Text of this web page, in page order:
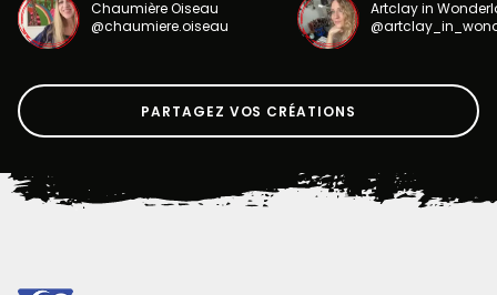
Chaumière Oiseau
@chaumiere.oiseau
Artclay in
PARTAGEZ VOS CRÉATIONS